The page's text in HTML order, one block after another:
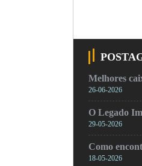
Melhores
26-06-2026
O Legado
29-05-2026
Como
18-05-2026